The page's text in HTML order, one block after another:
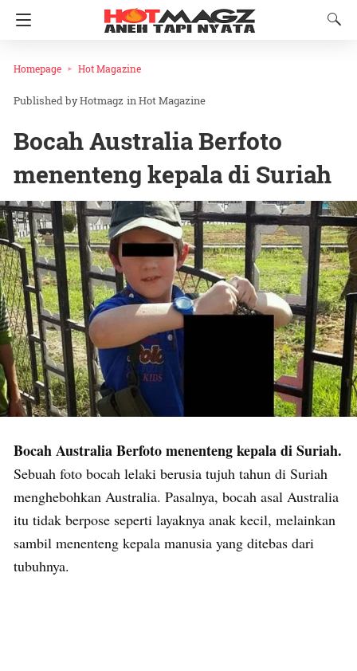
Homepage Hot Magazine
Hotmagz inHot Magazine
Bocah Australia Berfoto
menenteng kepala di Suriah
Bocah Australia Berfoto menenteng kepala di Suriah.
Sebuah foto bocah lelaki berusia tujuh tahun di Suriah
menghebohkan Australia. Pasalnya, bocah asal Australia
itu tidak berpose seperti layaknya anak kecil, melainkan
sambil menenteng kepala manusia yang ditebas dari
tubuhnya.